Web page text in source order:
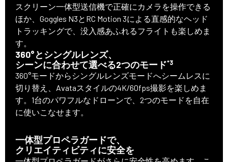
スクリーン一体型送信機で正確にカメラを操作できる
ほか、Goggles N3とRC Motion 3による直感的なヘッド
トラッキングで、没入感あふれるフライトも楽しめま
す。
360°とシングルレンズ、
シーンに合わせて選べる2つのモード*3
360°モードからシングルレンズモードへシームレスに
切り替え、Avataスタイルの4K/60fps撮影を楽しめま
す。1台のパワフルなドローンで、2つのモードを自在
に使いこなせます。
一体型プロペラガードで、
クリエイティビティに安全を